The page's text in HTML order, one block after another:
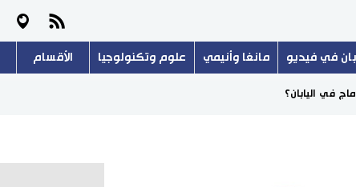
في فيديو مانغا وأنيمي علوم وتكنولوجيا الأقسام
في اليابان؟